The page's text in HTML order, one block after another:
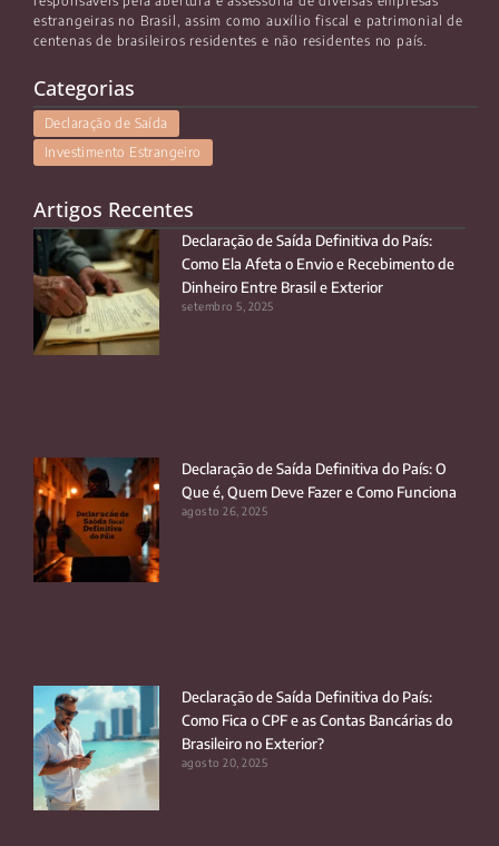
estrangeiras no Brasil, assim como auxílio fiscal e patrimonial de
centenas de brasileiros residentes e não residentes no país.
Categorias
Declaração de Saída
Investimento Estrangeiro
Artigos Recentes
Declaração de Saída Definitiva do País:
Como Ela Afeta o Envio e Recebimento de
Dinheiro Entre Brasil e Exterior
setembro 5, 2025
Declaração de Saída Definitiva do País: O
Que é, Quem Deve Fazer e Como Funciona
agosto 26, 2025
Declaração de Saída Definitiva do País:
Como Fica o CPF e as Contas Bancárias do
Brasileiro no Exterior?
agosto 20, 2025